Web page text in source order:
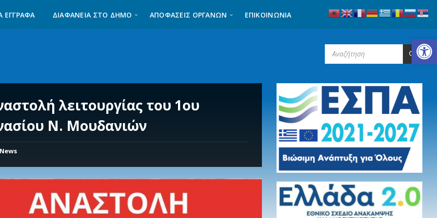
Ανοίξτε τη γραμμή εργαλείων
ΈΓΓΡΑΦΑ ΔΙΑΦΆΝΕΙΑ ΣΤΟ ΔΉΜΟ ΑΠΟΦΑΣΕΙΣ ΟΡΓΑΝΩΝ ΕΠΙΚΟΙΝΩΝΊΑ
λειτουργίας του 1ου
Ν. Μουδανιών
News